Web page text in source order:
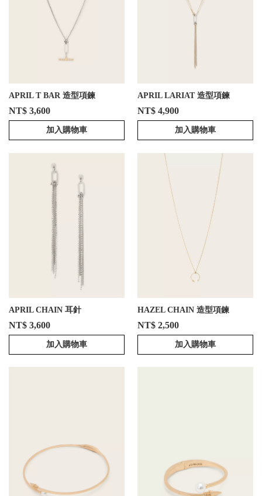
APRIL T BAR 造型項鍊
NT$ 3,600
加入購物車
APRIL LARIAT 造型項鍊
NT$ 4,900
加入購物車
APRIL CHAIN 耳針
NT$ 3,600
加入購物車
HAZEL CHAIN 造型項鍊
NT$ 2,500
加入購物車